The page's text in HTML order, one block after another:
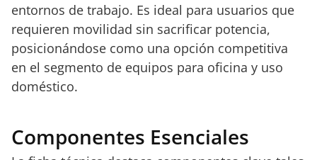
entornos de trabajo. Es ideal para usuarios que
requieren movilidad sin sacrificar potencia,
posicionándose como una opción competitiva
en el segmento de equipos para oficina y uso
doméstico.
Componentes Esenciales